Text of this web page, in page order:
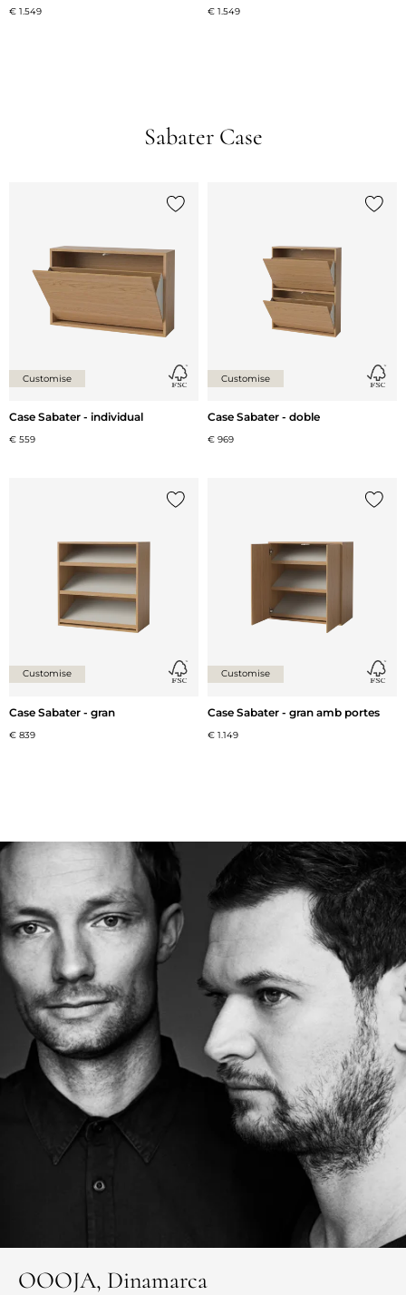
€ 1.549 € 1.549
Sabater Case
Customise
Case Sabater - individual
€ 559
Customise
Case Sabater - doble
€ 969
Customise
Case Sabater - gran
€ 839
Customise
Case Sabater - gran amb portes
€ 1.149
OOOJA, Dinamarca